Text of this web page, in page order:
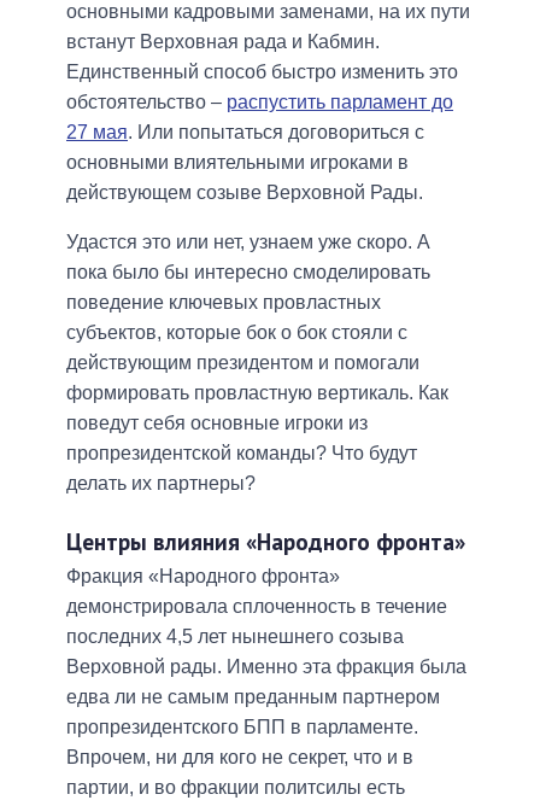
основными кадровыми заменами, на их пути
встанут Верховная рада и Кабмин.
Единственный способ быстро изменить это
обстоятельство – распустить парламент до
27 мая. Или попытаться договориться с
основными влиятельными игроками в
действующем созыве Верховной Рады.
Удастся это или нет, узнаем уже скоро. А
пока было бы интересно смоделировать
поведение ключевых провластных
субъектов, которые бок о бок стояли с
действующим президентом и помогали
формировать провластную вертикаль. Как
поведут себя основные игроки из
пропрезидентской команды? Что будут
делать их партнеры?
Центры влияния «Народного фронта»
Фракция «Народного фронта»
демонстрировала сплоченность в течение
последних 4,5 лет нынешнего созыва
Верховной рады. Именно эта фракция была
едва ли не самым преданным партнером
пропрезидентского БПП в парламенте.
Впрочем, ни для кого не секрет, что и в
партии, и во фракции политсилы есть